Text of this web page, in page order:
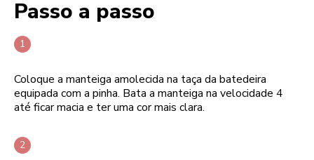
Passo a passo
Coloque a manteiga amolecida na taça da batedeira
equipada com a pinha. Bata a manteiga na velocidade 4
até ficar macia e ter uma cor mais clara.